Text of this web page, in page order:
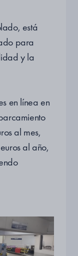
está
para
y la
en línea en
al mes,
al año,